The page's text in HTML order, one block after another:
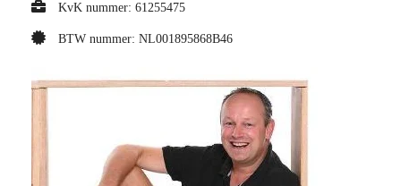
KvK nummer: 61255475
BTW nummer: NL001895868B46